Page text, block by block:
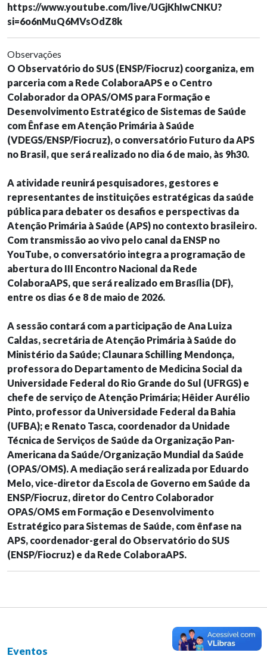
https://www.youtube.com/live/UGjKhIwCNKU?
si=6o6nMuQ6MVsOdZ8k
Observações
O Observatório do SUS (ENSP/Fiocruz) coorganiza, em
parceria com a Rede ColaboraAPS e o Centro
Colaborador da OPAS/OMS para Formação e
Desenvolvimento Estratégico de Sistemas de Saúde
com Ênfase em Atenção Primária à Saúde
(VDEGS/ENSP/Fiocruz), o conversatório Futuro da APS
no Brasil, que será realizado no dia 6 de maio, às 9h30.
A atividade reunirá pesquisadores, gestores e
representantes de instituições estratégicas da saúde
pública para debater os desafios e perspectivas da
Atenção Primária à Saúde (APS) no contexto brasileiro.
Com transmissão ao vivo pelo canal da ENSP no
YouTube, o conversatório integra a programação de
abertura do III Encontro Nacional da Rede
ColaboraAPS, que será realizado em Brasília (DF),
entre os dias 6 e 8 de maio de 2026.
A sessão contará com a participação de Ana Luiza
Caldas, secretária de Atenção Primária à Saúde do
Ministério da Saúde; Claunara Schilling Mendonça,
professora do Departamento de Medicina Social da
Universidade Federal do Rio Grande do Sul (UFRGS) e
chefe de serviço de Atenção Primária; Hêider Aurélio
Pinto, professor da Universidade Federal da Bahia
(UFBA); e Renato Tasca, coordenador da Unidade
Técnica de Serviços de Saúde da Organização Pan-
Americana da Saúde/Organização Mundial da Saúde
(OPAS/OMS). A mediação será realizada por Eduardo
Melo, vice-diretor da Escola de Governo em Saúde da
ENSP/Fiocruz, diretor do Centro Colaborador
OPAS/OMS em Formação e Desenvolvimento
Estratégico para Sistemas de Saúde, com ênfase na
APS, coordenador-geral do Observatório do SUS
(ENSP/Fiocruz) e da Rede ColaboraAPS.
Eventos